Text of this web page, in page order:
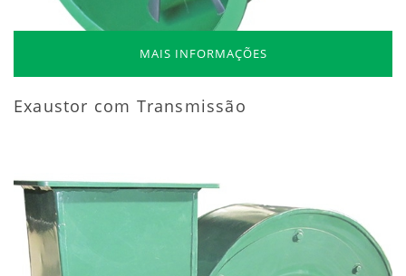
MAIS INFORMAÇÕES
Exaustor com Transmissão